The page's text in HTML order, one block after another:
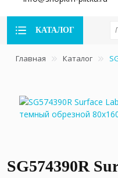
КАТАЛОГ
Главная Каталог
SG574390R